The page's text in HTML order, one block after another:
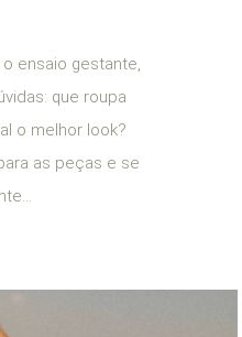
ensaio gestante,
que roupa
o melhor look?
as peças e se